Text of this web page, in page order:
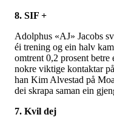
8. SIF +
Adolphus «AJ» Jacobs
éi trening og ein halv
omtrent 0,2 prosent
nokre viktige kontaktar
han Kim Alvestad på
dei skrapa saman ein
7. Kvil dej